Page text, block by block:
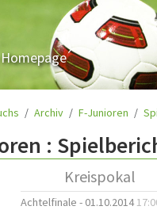
Archiv F-Junioren
:
Kreispokal
Achtelfinale - 01.10.2014